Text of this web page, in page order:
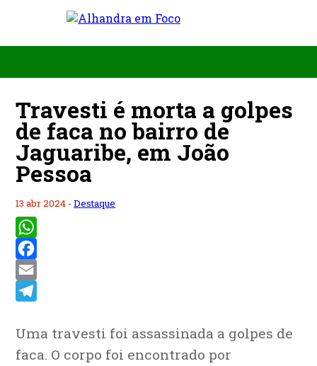
Travesti é morta a golpes
de faca no bairro de
Jaguaribe, em João
Pessoa
13 abr 2024 -Destaque
WhatsApp
Facebook
Email
Uma travesti foi assassinada a golpes de
faca. O corpo foi encontrado por